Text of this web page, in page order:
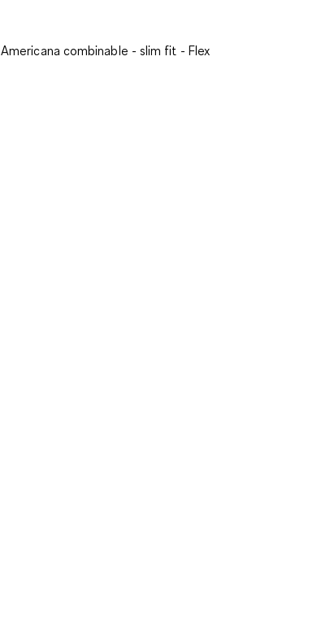
Americana combinable - slim fit - Flex